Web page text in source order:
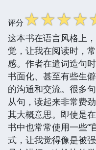
评分☆☆☆☆
这本书在语言风格上
觉，让我在阅读时，
感。作者在遣词造句
书面化、甚至有些生
的沟通和交流。很多
从句，读起来非常费
其大概意思。即使是
书中也常常使用一些“
式，让我觉得像是被